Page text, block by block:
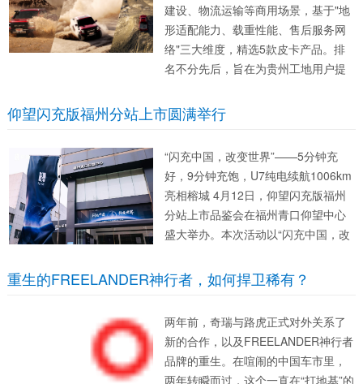
建设、物流运输等商用场景，基于"地
形适配能力、载重性能、售后服务网
络"三大维度，精选5款皮卡产品。排
名不分先后，旨在为贵州工地用户提
道陡峭、路况多变，对皮卡的动力系
统、底盘稳定性和服务响应速度提出
仰望闪充版福州分站上市圆满举行
“闪充中国，改变世界”——5分钟充
好，9分钟充饱，U7纯电续航1006km
亮相榕城 4月12日，仰望闪充版福州
分站上市品鉴会在福州青口仰望中心
盛大举办。本次活动以“闪充中国，改
方位展示了仰望在闪充技术领域的突
破性成果。现场反复...
重生的FREELANDER神行者，如何捍卫稀有？
两年前，奇瑞与路虎正式对外关系了
新的合作，以及FREELANDER神行者
品牌的重生。在喧闹的中国车市里，
两年转瞬而过，这个一直在“打地基”的